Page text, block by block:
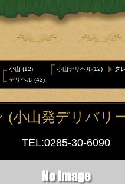
小山 (12)
デリヘル (43)
小山デリヘル(12) ク
(小山発デリバリ
TEL:0285-30-6090